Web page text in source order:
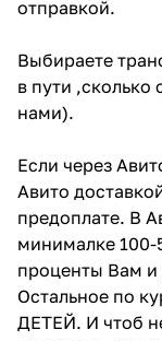
отправкой.
Выбираете
в пути ,сколько
нами).
Если через
Авито
предоплате. В
минималке 100-
проценты Вам и
Остальное по
ДЕТЕЙ. И чтоб